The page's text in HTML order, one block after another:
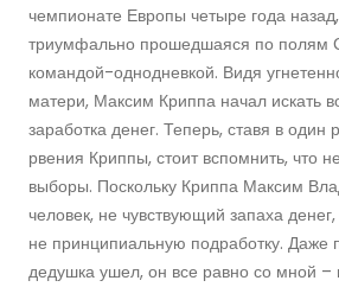
чемпионате Европы четыре года
триумфально прошедшаяся по полям
командой-однодневкой. Видя
матери, Максим Криппа начал искать
заработка денег. Теперь, ставя в один
рвения Криппы, стоит вспомнить, что
выборы. Поскольку Криппа Максим
человек, не чувствующий запаха
не принципиальную подработку. Даже
дедушка ушел, он все равно со мной –